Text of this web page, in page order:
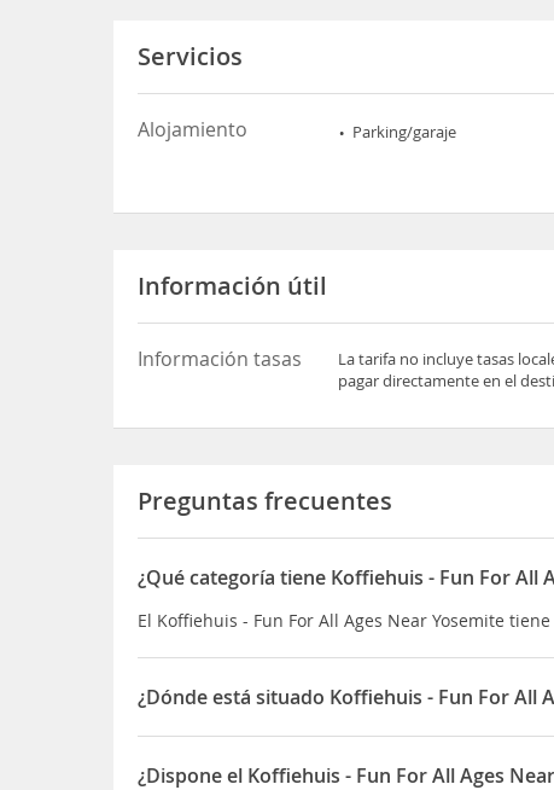
Servicios
Alojamiento Parking/garaje
Información útil
Información tasas
La tarifa no incluye tasas
pagar directamente en el
Preguntas frecuentes
¿Qué categoría tiene Koffiehuis - Fun For All
El Koffiehuis - Fun For All Ages Near Yosemite
¿Dónde está situado Koffiehuis - Fun For All
El Koffiehuis - Fun For All Ages Near Yosemite está
¿Dispone el Koffiehuis - Fun For All Ages